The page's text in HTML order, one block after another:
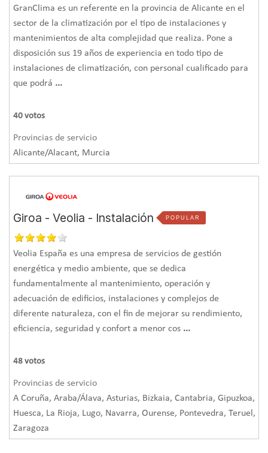
GranClima es un referente en la provincia de Alicante en el
sector de la climatización por el tipo de instalaciones y
mantenimientos de alta complejidad que realiza. Pone a
disposición sus 19 años de experiencia en todo tipo de
instalaciones de climatización, con personal cualificado para
que podrá ...
40 votos
Provincias de servicio
Alicante/Alacant, Murcia
Giroa - Veolia - Instalación POPULAR
Veolia España es una empresa de servicios de gestión
energética y medio ambiente, que se dedica
fundamentalmente al mantenimiento, operación y
adecuación de edificios, instalaciones y complejos de
diferente naturaleza, con el fin de mejorar su rendimiento,
eficiencia, seguridad y confort a menor cos ...
48 votos
Provincias de servicio
A Coruña, Araba/Álava, Asturias, Bizkaia, Cantabria, Gipuzkoa,
Huesca, La Rioja, Lugo, Navarra, Ourense, Pontevedra, Teruel,
Zaragoza